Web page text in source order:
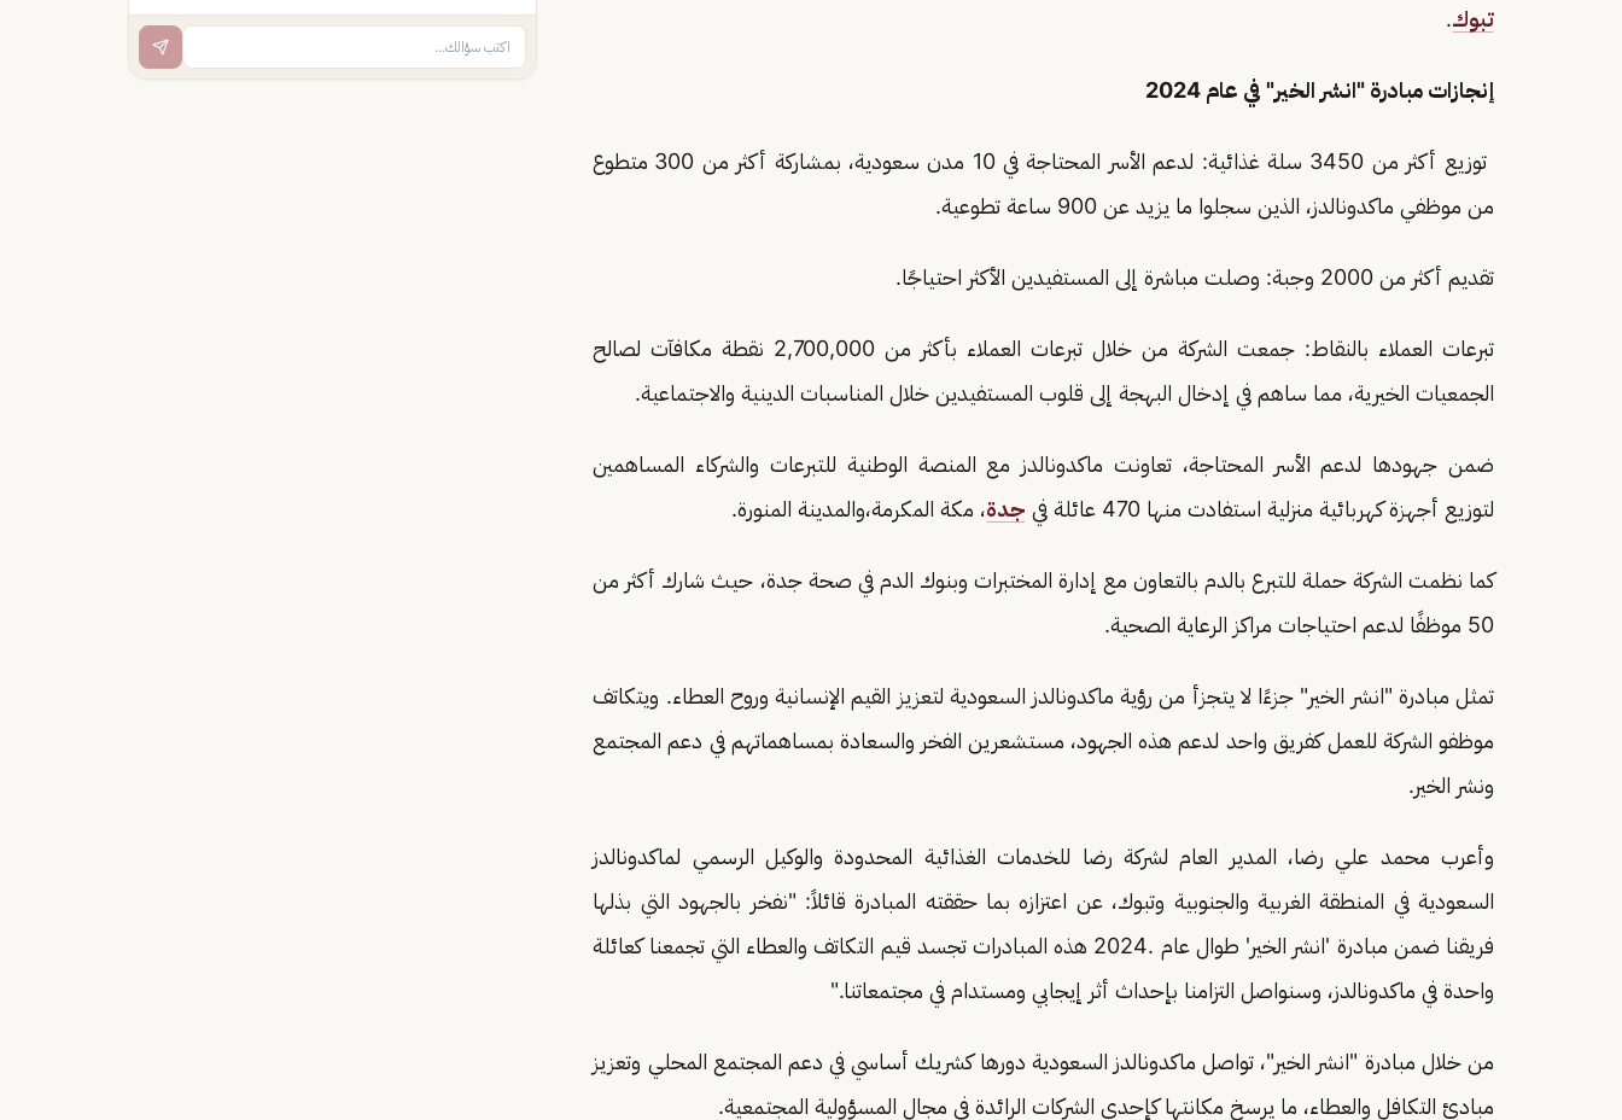
تبوك.
إنجازات مبادرة "انشر الخير" في عام 2024
توزيع أكثر من 3450 سلة غذائية: لدعم الأسر المحتاجة في 10 مدن سعودية، بمشاركة أكثر من 300 متطوع
من موظفي ماكدونالدز، الذين سجلوا ما يزيد عن 900 ساعة تطوعية.
تقديم أكثر من 2000 وجبة: وصلت مباشرة إلى المستفيدين الأكثر احتياجًا.
تبرعات العملاء بالنقاط: جمعت الشركة من خلال تبرعات العملاء بأكثر من 2,700,000 نقطة مكافآت لصالح
الجمعيات الخيرية، مما ساهم في إدخال البهجة إلى قلوب المستفيدين خلال المناسبات الدينية والاجتماعية.
ضمن جهودها لدعم الأسر المحتاجة، تعاونت ماكدونالدز مع المنصة الوطنية للتبرعات والشركاء المساهمين
لتوزيع أجهزة كهربائية منزلية استفادت منها 470 عائلة في
جدة، مكة المكرمة،والمدينة المنورة.
كما نظمت الشركة حملة للتبرع بالدم بالتعاون مع إدارة المختبرات وبنوك الدم في صحة جدة، حيث شارك أكثر من
50 موظفًا لدعم احتياجات مراكز الرعاية الصحية.
تمثل مبادرة "انشر الخير" جزءًا لا يتجزأ من رؤية ماكدونالدز السعودية لتعزيز القيم الإنسانية وروح العطاء. ويتكاتف
موظفو الشركة للعمل كفريق واحد لدعم هذه الجهود، مستشعرين الفخر والسعادة بمساهماتهم في دعم المجتمع
ونشر الخير.
وأعرب محمد علي رضا، المدير العام لشركة رضا للخدمات الغذائية المحدودة والوكيل الرسمي لماكدونالدز
السعودية في المنطقة الغربية والجنوبية وتبوك، عن اعتزازه بما حققته المبادرة قائلاً: "نفخر بالجهود التي بذلها
فريقنا ضمن مبادرة 'انشر الخير' طوال عام .2024 هذه المبادرات تجسد قيم التكاتف والعطاء التي تجمعنا كعائلة
واحدة في ماكدونالدز، وسنواصل التزامنا بإحداث أثر إيجابي ومستدام في مجتمعاتنا."
من خلال مبادرة "انشر الخير"، تواصل ماكدونالدز السعودية دورها كشريك أساسي في دعم المجتمع المحلي وتعزيز
مبادئ التكافل والعطاء، ما يرسخ مكانتها كإحدى الشركات الرائدة في مجال المسؤولية المجتمعية.